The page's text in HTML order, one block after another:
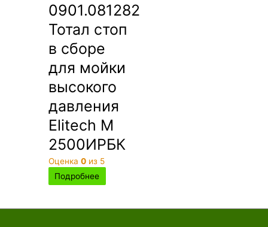
0901.081282
Тотал стоп
в сборе
для мойки
высокого
давления
Elitech М
2500ИРБК
Оценка0 из 5
Подробнее